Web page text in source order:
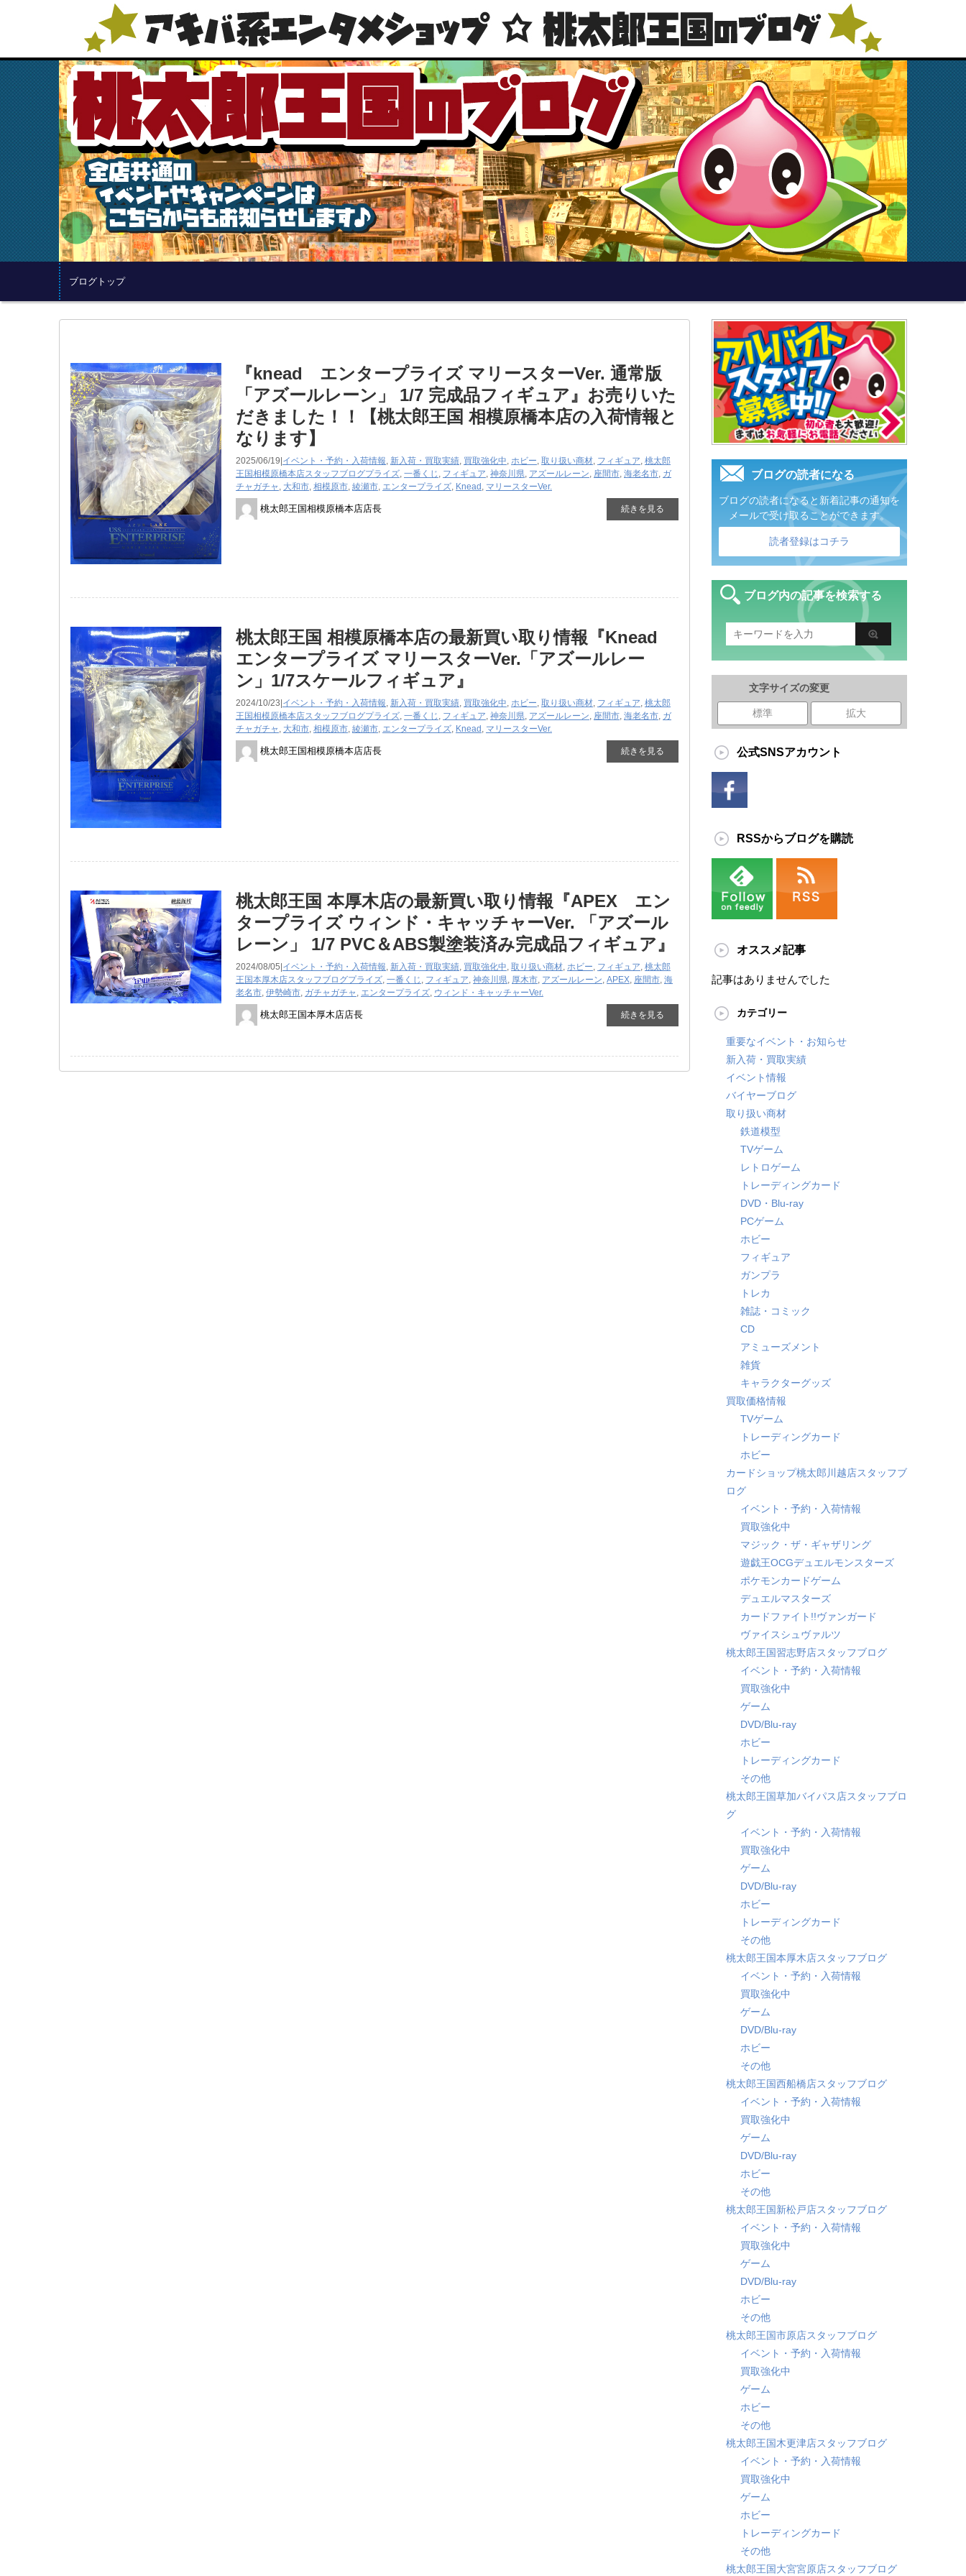
ブログトップ
『knead エンタープライズ マリースターVer. 通常版
「アズールレーン」 1/7 完成品フィギュア』お売りいた
だきました！！【桃太郎王国 相模原橋本店の入荷情報と
なります】
2025/06/19| イベント・予約・入荷情報, 新入荷・買取実績, 買取強化中, ホビー, 取り扱い商材, フィギュア, 桃太郎
王国相模原橋本店スタッフブログプライズ, 一番くじ , フィギュア, 神奈川県, アズールレーン, 座間市, 海老名市, ガ
チャガチャ , 大和市, 相模原市, 綾瀬市, エンタープライズ, Knead , マリースターVer.
桃太郎王国相模原橋本店店長 続きを見る
桃太郎王国 相模原橋本店の最新買い取り情報『Knead
エンタープライズ マリースターVer.「アズールレー
ン」1/7スケールフィギュア』
2024/10/23| イベント・予約・入荷情報, 新入荷・買取実績, 買取強化中, ホビー, 取り扱い商材, フィギュア, 桃太郎
王国相模原橋本店スタッフブログプライズ, 一番くじ , フィギュア, 神奈川県, アズールレーン, 座間市, 海老名市, ガ
チャガチャ , 大和市, 相模原市, 綾瀬市, エンタープライズ, Knead , マリースターVer.
桃太郎王国相模原橋本店店長 続きを見る
桃太郎王国 本厚木店の最新買い取り情報『APEX エン
タープライズ ​ウィンド・キャッチャーVer. ​「アズール
レーン」 ​1/7 ​PVC＆ABS製塗装済み完成品フィギュア』
2024/08/05| イベント・予約・入荷情報, 新入荷・買取実績, 買取強化中, 取り扱い商材, ホビー, フィギュア, 桃太郎
王国本厚木店スタッフブログプライズ, 一番くじ , フィギュア, 神奈川県, 厚木市, アズールレーン, APEX, 座間市, 海
老名市, 伊勢崎市, ガチャガチャ , エンタープライズ, ​ウィンド・キャッチャーVer.
桃太郎王国本厚木店店長 続きを見る
ブログの読者になる
ブログの読者になると新着記事の通知を
メールで受け取ることができます。
読者登録はコチラ
ブログ内の記事を検索する
文字サイズの変更
標準 拡大
公式SNSアカウント
RSSからブログを購読
オススメ記事
記事はありませんでした
カテゴリー
重要なイベント・お知らせ
新入荷・買取実績
イベント情報
バイヤーブログ
取り扱い商材
鉄道模型
TVゲーム
レトロゲーム
トレーディングカード
DVD・Blu-ray
PCゲーム
ホビー
フィギュア
ガンプラ
トレカ
雑誌・コミック
CD
アミューズメント
雑貨
キャラクターグッズ
買取価格情報
TVゲーム
トレーディングカード
ホビー
カードショップ桃太郎川越店スタッフブ
ログ
イベント・予約・入荷情報
買取強化中
マジック・ザ・ギャザリング
遊戯王OCGデュエルモンスターズ
ポケモンカードゲーム
デュエルマスターズ
カードファイト!!ヴァンガード
ヴァイスシュヴァルツ
桃太郎王国習志野店スタッフブログ
イベント・予約・入荷情報
買取強化中
ゲーム
DVD/Blu-ray
ホビー
トレーディングカード
その他
桃太郎王国草加バイパス店スタッフブロ
グ
イベント・予約・入荷情報
買取強化中
ゲーム
DVD/Blu-ray
ホビー
トレーディングカード
その他
桃太郎王国本厚木店スタッフブログ
イベント・予約・入荷情報
買取強化中
ゲーム
DVD/Blu-ray
ホビー
その他
桃太郎王国西船橋店スタッフブログ
イベント・予約・入荷情報
買取強化中
ゲーム
DVD/Blu-ray
ホビー
その他
桃太郎王国新松戸店スタッフブログ
イベント・予約・入荷情報
買取強化中
ゲーム
DVD/Blu-ray
ホビー
その他
桃太郎王国市原店スタッフブログ
イベント・予約・入荷情報
買取強化中
ゲーム
ホビー
その他
桃太郎王国木更津店スタッフブログ
イベント・予約・入荷情報
買取強化中
ゲーム
ホビー
トレーディングカード
その他
桃太郎王国大宮宮原店スタッフブログ